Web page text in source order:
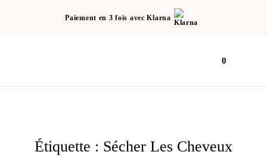
Paiement en 3 fois avec Klarna
0
Étiquette : Sécher Les Cheveux